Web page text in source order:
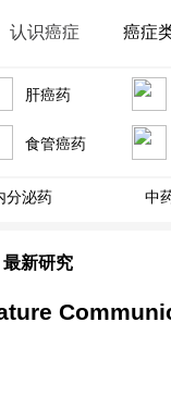
认识癌症 癌症
肝癌药
食管癌药
分泌药 中
最新研究